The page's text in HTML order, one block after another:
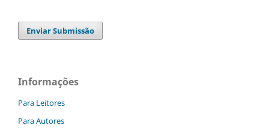
Enviar Submissão
Informações
Para Leitores
Para Autores